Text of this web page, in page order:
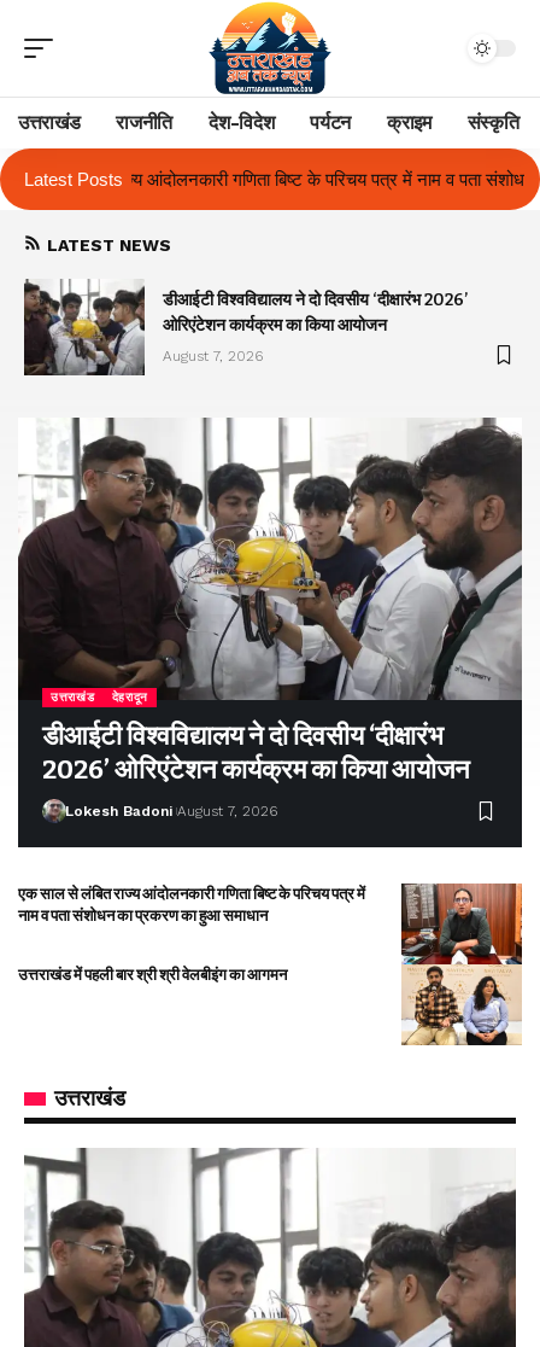
उत्तराखंड राजनीति देश-विदेश पर्यटन क्राइम संस्कृति
Latest Posts
बिष्ट के परिचय पत्र में नाम व पता संशोधन का प्रकरण का हुआ समाधान
LATEST NEWS
डीआईटी विश्वविद्यालय ने दो दिवसीय ‘दीक्षारंभ 2026’
ओरिएंटेशन कार्यक्रम का किया आयोजन
August 7, 2026
उत्तराखंड देहरादून
डीआईटी विश्वविद्यालय ने दो दिवसीय ‘दीक्षारंभ
2026’ ओरिएंटेशन कार्यक्रम का किया आयोजन
Lokesh Badoni August 7, 2026
एक साल से लंबित राज्य आंदोलनकारी गणिता बिष्ट के परिचय पत्र में
नाम व पता संशोधन का प्रकरण का हुआ समाधान
उत्तराखंड में पहली बार श्री श्री वेलबीइंग का आगमन
उत्तराखंड